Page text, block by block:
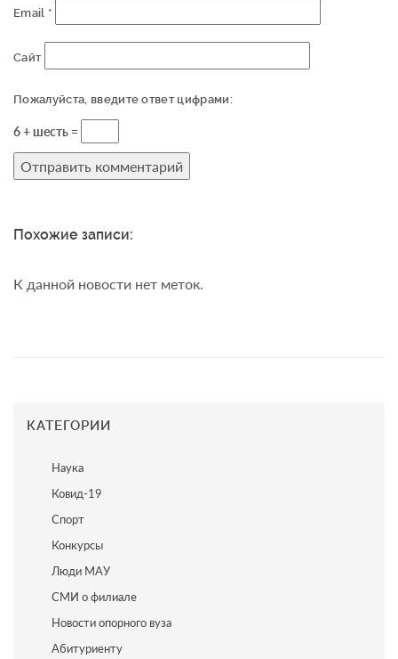
Email *
Сайт
Пожалуйста, введите ответ цифрами:
6 + шесть =
Похожие записи:
К данной новости нет меток.
КАТЕГОРИИ
Наука
Ковид-19
Спорт
Конкурсы
Люди МАУ
СМИ о филиале
Новости опорного вуза
Абитуриенту